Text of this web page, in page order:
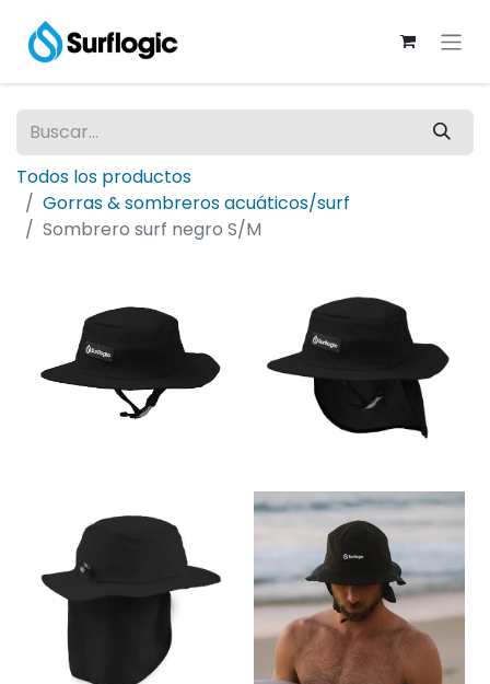
Todos los productos
Gorras & sombreros acuáticos/surf
Sombrero surf negro S/M